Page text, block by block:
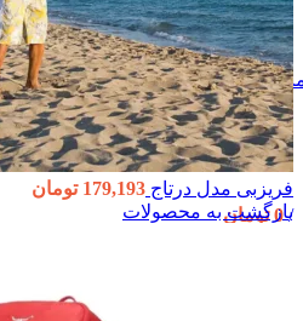
/
0 تومان
فریزبی مدل درتاج 179,193 تومان
بازگشت به محصولات